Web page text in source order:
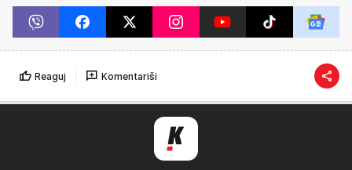
Reaguj Komentariši